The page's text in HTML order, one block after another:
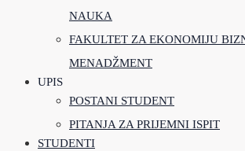
NAUKA
FAKULTET ZA EKONOMIJU
MENADŽMENT
UPIS
POSTANI STUDENT
PITANJA ZA PRIJEMNI ISPIT
STUDENTI